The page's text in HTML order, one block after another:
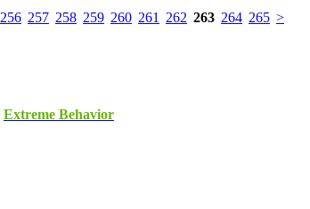
256 257 258 259 260 261 262 263 264 265 >
Extreme Behavior